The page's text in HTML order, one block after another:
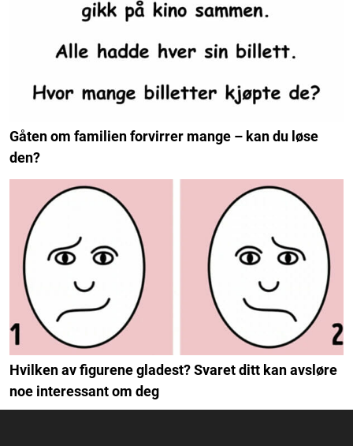
Gåten om familien forvirrer mange – kan du løse
den?
Hvilken av figurene gladest? Svaret ditt kan avsløre
noe interessant om deg